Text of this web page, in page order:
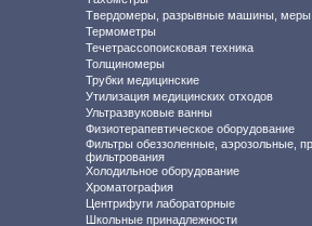
Твердомеры, разрывные машины, меры
Термометры
Течетрассопоисковая техника
Толщиномеры
Трубки медицинские
Утилизация медицинских отходов
Ультразвуковые ванны
Физиотерапевтическое оборудование
Фильтры обеззоленные, аэрозольные,
фильтрования
Холодильное оборудование
Хроматография
Центрифуги лабораторные
Школьные принадлежности